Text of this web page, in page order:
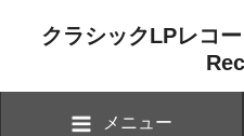
クラシックLPレコ
メニュー